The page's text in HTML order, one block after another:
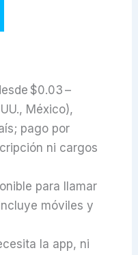
$0.03 –
México),
pago por
ni cargos
para llamar
móviles y
la app, ni